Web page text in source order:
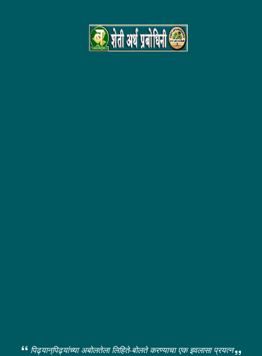
पिढ्यान्‌पिढ्यांच्या अबोलतेला लिहिते-बोलते करण्याचा एक इवलासा प्रयत्न